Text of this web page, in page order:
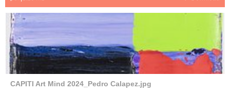
CAPITI Art Mind 2024_Pedro Calapez.jpg